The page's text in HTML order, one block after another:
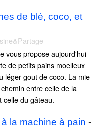
de blé, coco, et
vous propose aujourd'hui
de petits pains moelleux
léger gout de coco. La mie
entre celle de la
celle du gâteau.
la machine à pain -